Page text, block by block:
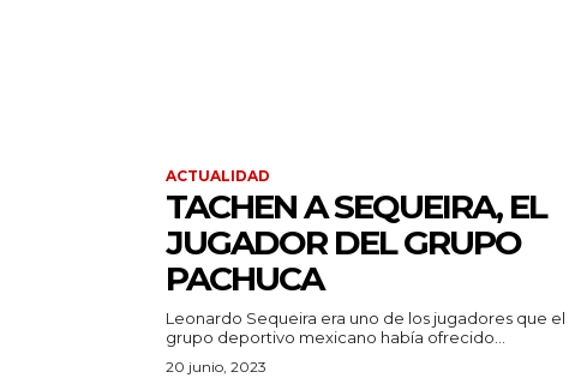
ACTUALIDAD
TACHEN A SEQUEIRA, EL
JUGADOR DEL GRUPO
PACHUCA
Leonardo Sequeira era uno de los jugadores que el
grupo deportivo mexicano había ofrecido...
20 junio, 2023